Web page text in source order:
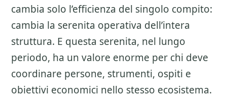
cambia solo l’efficienza del singolo compito:
cambia la serenita operativa dell’intera
struttura. E questa serenita, nel lungo
periodo, ha un valore enorme per chi deve
coordinare persone, strumenti, ospiti e
obiettivi economici nello stesso ecosistema.